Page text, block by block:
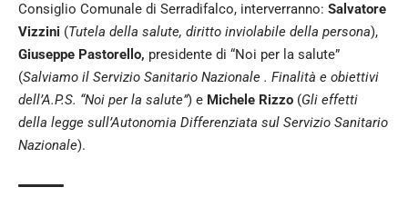
Consiglio Comunale di Serradifalco, interverranno: Salvatore
Vizzini (Tutela della salute, diritto inviolabile della persona),
Giuseppe Pastorello, presidente di “Noi per la salute”
(Salviamo il Servizio Sanitario Nazionale . Finalità e obiettivi
dell’A.P.S. “Noi per la salute”) e Michele Rizzo (Gli effetti
della legge sull’Autonomia Differenziata sul Servizio Sanitario
Nazionale).